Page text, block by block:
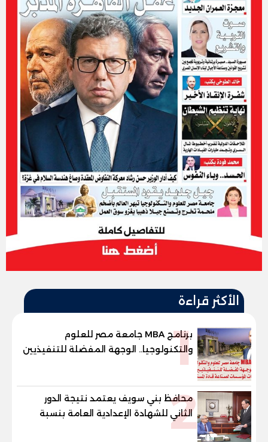
الأكثر قراءة
1
برنامج MBA جامعة مصر للعلوم
والتكنولوجيا.. الوجهة المفضلة للتنفيذيين
وقيادات المؤسسات لصناعة قادة
2
محافظ بني سويف يعتمد نتيجة الدور
الثاني للشهادة الإعدادية العامة بنسبة